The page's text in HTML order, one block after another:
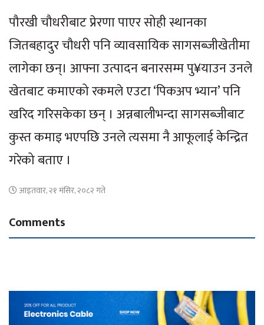
पौरखी चौधरीबाट प्रेरणा पाएर सोही स्थानका
जितबहादुर चौधरी पनि व्यावसायिक सागसब्जीखेतीमा
लागेका छन्। आफ्ना उत्पादन बनारसम्म पु¥याउन उनले
खेतबाट कमाएको रकमले एउटा ‘पिकअप भ्यान’ पनि
खरिद गरिसकेका छन् । अन्नबालीभन्दा सागसब्जीबाट
कुस्त कमाइ भएपछि उनले त्यसमा नै आफूलाई केन्द्रित
गरेको बताए ।
आइतवार, २१ मंसिर, २०८२ गते
Comments